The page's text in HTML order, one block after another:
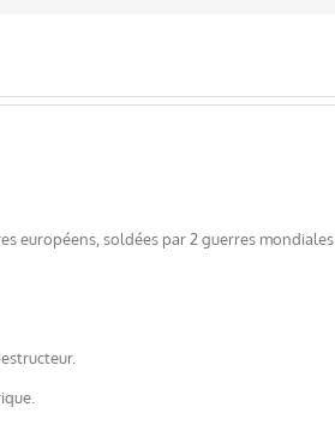
européens, soldées par 2 guerres mondiales.